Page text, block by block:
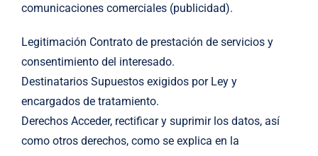
comunicaciones comerciales (publicidad).
Legitimación Contrato de prestación de servicios y
consentimiento del interesado.
Destinatarios Supuestos exigidos por Ley y
encargados de tratamiento.
Derechos Acceder, rectificar y suprimir los datos, así
como otros derechos, como se explica en la